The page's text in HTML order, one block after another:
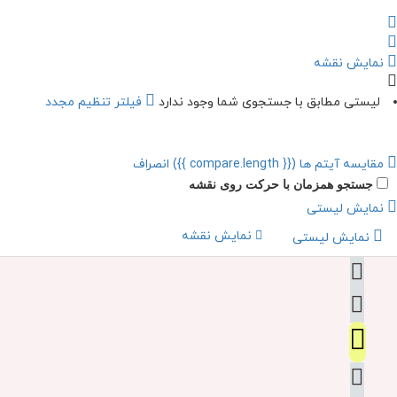
نمایش نقشه
لیستی مطابق با جستجوی شما وجود ندارد فیلتر تنظیم مجدد
مقایسه آیتم ها ({{ compare.length }}) انصراف
جستجو همزمان با حرکت روی نقشه
نمایش لیستی
نمایش لیستی
نمایش نقشه